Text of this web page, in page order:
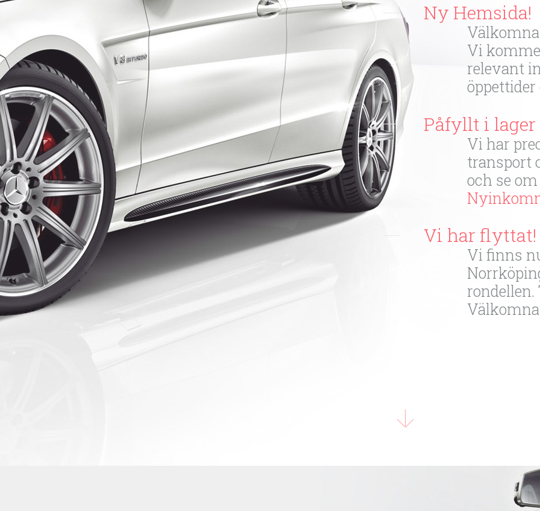
Ny Hemsida!
Vi
relevant
Påfyllt i lager
Vi har
transport
och se
Vi har flyttat!
Vi finns
rondellen.